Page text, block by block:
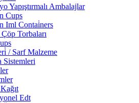
Yapıştırmalı Ambalajlar
Cups
Iml Contai̇ners
Torbaları
/ Sarf Malzeme
Sistemleri
Edt